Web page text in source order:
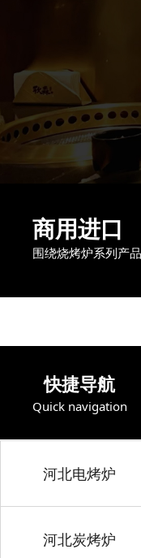
商用进口
围绕烧烤炉系列产
快捷导航
Quick navigation
河北电烤炉
河北炭烤炉